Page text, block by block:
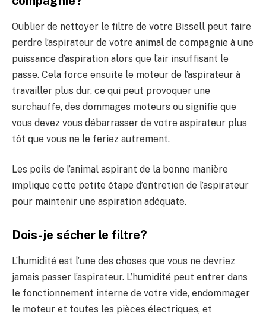
Oublier de nettoyer le filtre de votre Bissell peut faire
perdre l’aspirateur de votre animal de compagnie à une
puissance d’aspiration alors que l’air insuffisant le
passe. Cela force ensuite le moteur de l’aspirateur à
travailler plus dur, ce qui peut provoquer une
surchauffe, des dommages moteurs ou signifie que
vous devez vous débarrasser de votre aspirateur plus
tôt que vous ne le feriez autrement.
Les poils de l’animal aspirant de la bonne manière
implique cette petite étape d’entretien de l’aspirateur
pour maintenir une aspiration adéquate.
Dois-je sécher le filtre?
L’humidité est l’une des choses que vous ne devriez
jamais passer l’aspirateur. L’humidité peut entrer dans
le fonctionnement interne de votre vide, endommager
le moteur et toutes les pièces électriques, et